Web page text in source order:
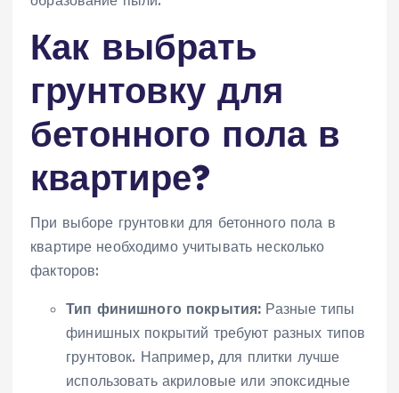
Как выбрать
грунтовку для
бетонного пола в
квартире?
При выборе грунтовки для бетонного пола в
квартире необходимо учитывать несколько
факторов:
Тип финишного покрытия: Разные типы
финишных покрытий требуют разных типов
грунтовок. Например, для плитки лучше
использовать акриловые или эпоксидные